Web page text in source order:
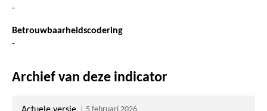
-
Betrouwbaarheidscodering
-
Archief van deze indicator